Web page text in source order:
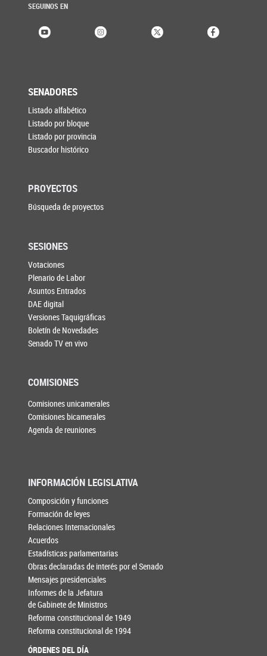
SEGUINOS EN
SENADORES
Listado alfabético
Listado por bloque
Listado por provincia
Buscador histórico
PROYECTOS
Búsqueda de proyectos
SESIONES
Votaciones
Plenario de Labor
Asuntos Entrados
DAE digital
Versiones Taquigráficas
Boletín de Novedades
Senado TV en vivo
COMISIONES
Comisiones unicamerales
Comisiones bicamerales
Agenda de reuniones
INFORMACIÓN LEGISLATIVA
Composición y funciones
Formación de leyes
Relaciones Internacionales
Acuerdos
Estadísticas parlamentarias
Obras declaradas de interés por el Senado
Mensajes presidenciales
Informes de la Jefatura
de Gabinete de Ministros
Reforma constitucional de 1949
Reforma constitucional de 1994
ÓRDENES DEL DÍA